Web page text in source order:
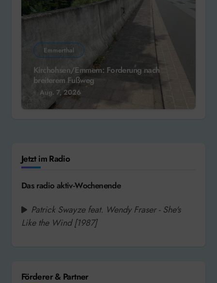
Emmerthal
Kirchohsen/Emmern: Forderung nach
breiterem Fußweg
Aug. 7, 2026
Jetzt im Radio
Das radio aktiv-Wochenende
Patrick Swayze feat. Wendy Fraser - She's
Like the Wind [1987]
Förderer & Partner